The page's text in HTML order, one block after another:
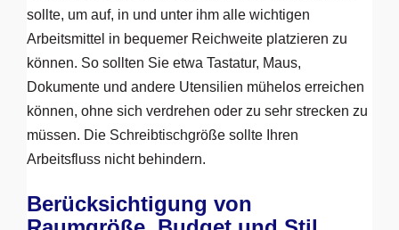
sollte, um auf, in und unter ihm alle wichtigen
Arbeitsmittel in bequemer Reichweite platzieren zu
können. So sollten Sie etwa Tastatur, Maus,
Dokumente und andere Utensilien mühelos erreichen
können, ohne sich verdrehen oder zu sehr strecken zu
müssen. Die Schreibtischgröße sollte Ihren
Arbeitsfluss nicht behindern.
Berücksichtigung von